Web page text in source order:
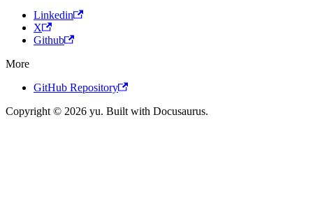
Linkedin
X
Github
More
GitHub Repository
Copyright © 2026 yu. Built with Docusaurus.